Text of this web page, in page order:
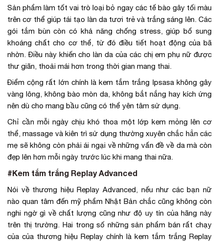
Sản phẩm làm tốt vai trò loại bỏ ngay các tế bào gây tối màu
trên cơ thể giúp tái tạo làn da tươi trẻ và trắng sáng lên. Các
gói tắm bùn còn có khả năng chống stress, giúp bổ sung
khoáng chất cho cơ thể, từ đó điều tiết hoạt động của bã
nhờn. Điều này khiến cho làn da của các chị em phụ nữ được
thư giãn, thoải mái hơn trong thời gian mang thai.
Điểm cộng rất lớn chính là kem tắm trắng Ipsasa không gây
vàng lông, không bào mòn da, không bắt nắng hay kích ứng
nên dù cho mang bầu cũng có thể yên tâm sử dụng.
Chỉ cần mỗi ngày chịu khó thoa một lớp kem mỏng lên cơ
thể, massage và kiên trì sử dụng thường xuyên chắc hẳn các
mẹ sẽ không còn phải ái ngại về những vấn đề về da mà còn
đẹp lên hơn mỗi ngày trước lúc khi mang thai nữa.
#Kem tắm trắng Replay Advanced
Nói về thương hiệu Replay Advanced, nếu như các bạn nữ
nào quan tâm đến mỹ phẩm Nhật Bản chắc cũng không còn
nghi ngờ gì về chất lượng cũng như độ uy tín của hãng này
trên thị trường. Hai trong số những sản phẩm bán rất chạy
của của thương hiệu Replay chính là kem tắm trắng Replay